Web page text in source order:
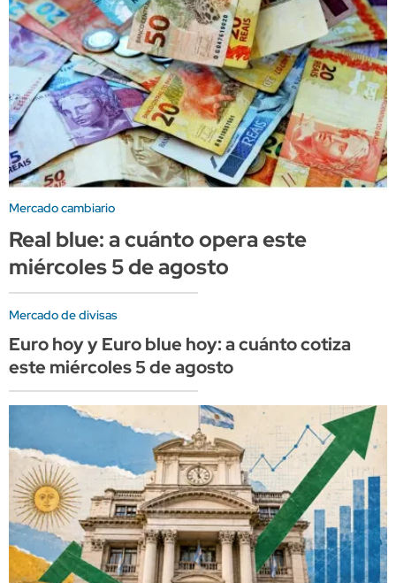
Mercado cambiario
Real blue: a cuánto opera este
miércoles 5 de agosto
Mercado de divisas
Euro hoy y Euro blue hoy: a cuánto cotiza
este miércoles 5 de agosto